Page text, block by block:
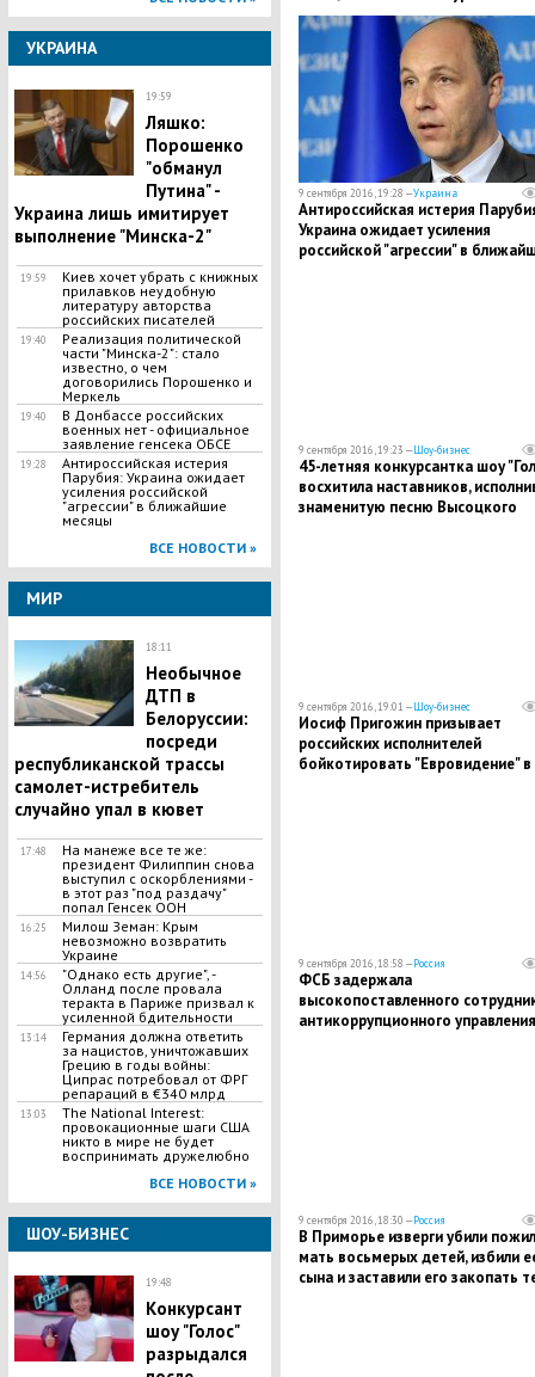
УКРАИНА
19:59
Ляшко:
Порошенко
"обманул
Путина" -
Украина лишь имитирует
выполнение "Минска-2"
19:59
Киев хочет убрать с книжных
прилавков неудобную
литературу авторства
российских писателей
19:40
Реализация политической
части "Минска-2": стало
известно, о чем
договорились Порошенко и
Меркель
19:40
В Донбассе российских
военных нет - официальное
заявление генсека ОБСЕ
19:28
Антироссийская истерия
Парубия: Украина ожидает
усиления российской
"агрессии" в ближайшие
месяцы
ВСЕ НОВОСТИ »
МИР
18:11
Необычное
ДТП в
Белоруссии:
посреди
республиканской трассы
самолет-истребитель
случайно упал в кювет
17:48
На манеже все те же:
президент Филиппин снова
выступил с оскорблениями -
в этот раз "под раздачу"
попал Генсек ООН
16:25
Милош Земан: Крым
невозможно возвратить
Укрaинe
14:56
"Однако есть другие", -
Олланд после провала
теракта в Париже призвал к
усиленной бдительности
13:14
Германия должна ответить
за нацистов, уничтожавших
Грецию в годы войны:
Ципрас потребовал от ФРГ
репараций в €340 млрд
13:03
The National Interest:
провокационные шаги США
никто в мире не будет
воспринимать дружелюбно
ВСЕ НОВОСТИ »
ШОУ-БИЗНЕС
19:48
Конкурсант
шоу "Голос"
разрыдался
9 сентября 2016, 19:28 —Украина
Антироссийская истерия
Украина ожидает усиления
российской "агрессии" в
9 сентября 2016, 19:23 —Шоу-бизнес
45-летняя конкурсантка шоу
восхитила наставников,
знаменитую песню Высоцкого
9 сентября 2016, 19:01 —Шоу-бизнес
Иосиф Пригожин призывает
российских исполнителей
бойкотировать "Евровидение" в
9 сентября 2016, 18:58 —Россия
ФСБ задержала
высокопоставленного
антикоррупционного управления
9 сентября 2016, 18:30 —Россия
В Приморье изверги убили
мать восьмерых детей, избили
сына и заставили его закопать